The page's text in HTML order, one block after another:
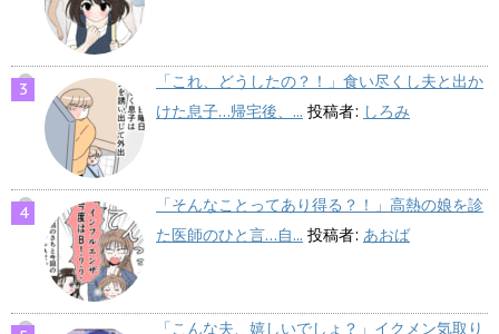
「これ、どうしたの？！」食い尽くし夫と出か
けた息子…帰宅後、... 投稿者: しろみ
「そんなことってあり得る？！」高熱の娘を診
た医師のひと言…自... 投稿者: あおば
「こんな夫、嬉しいでしょ？」イクメン気取り